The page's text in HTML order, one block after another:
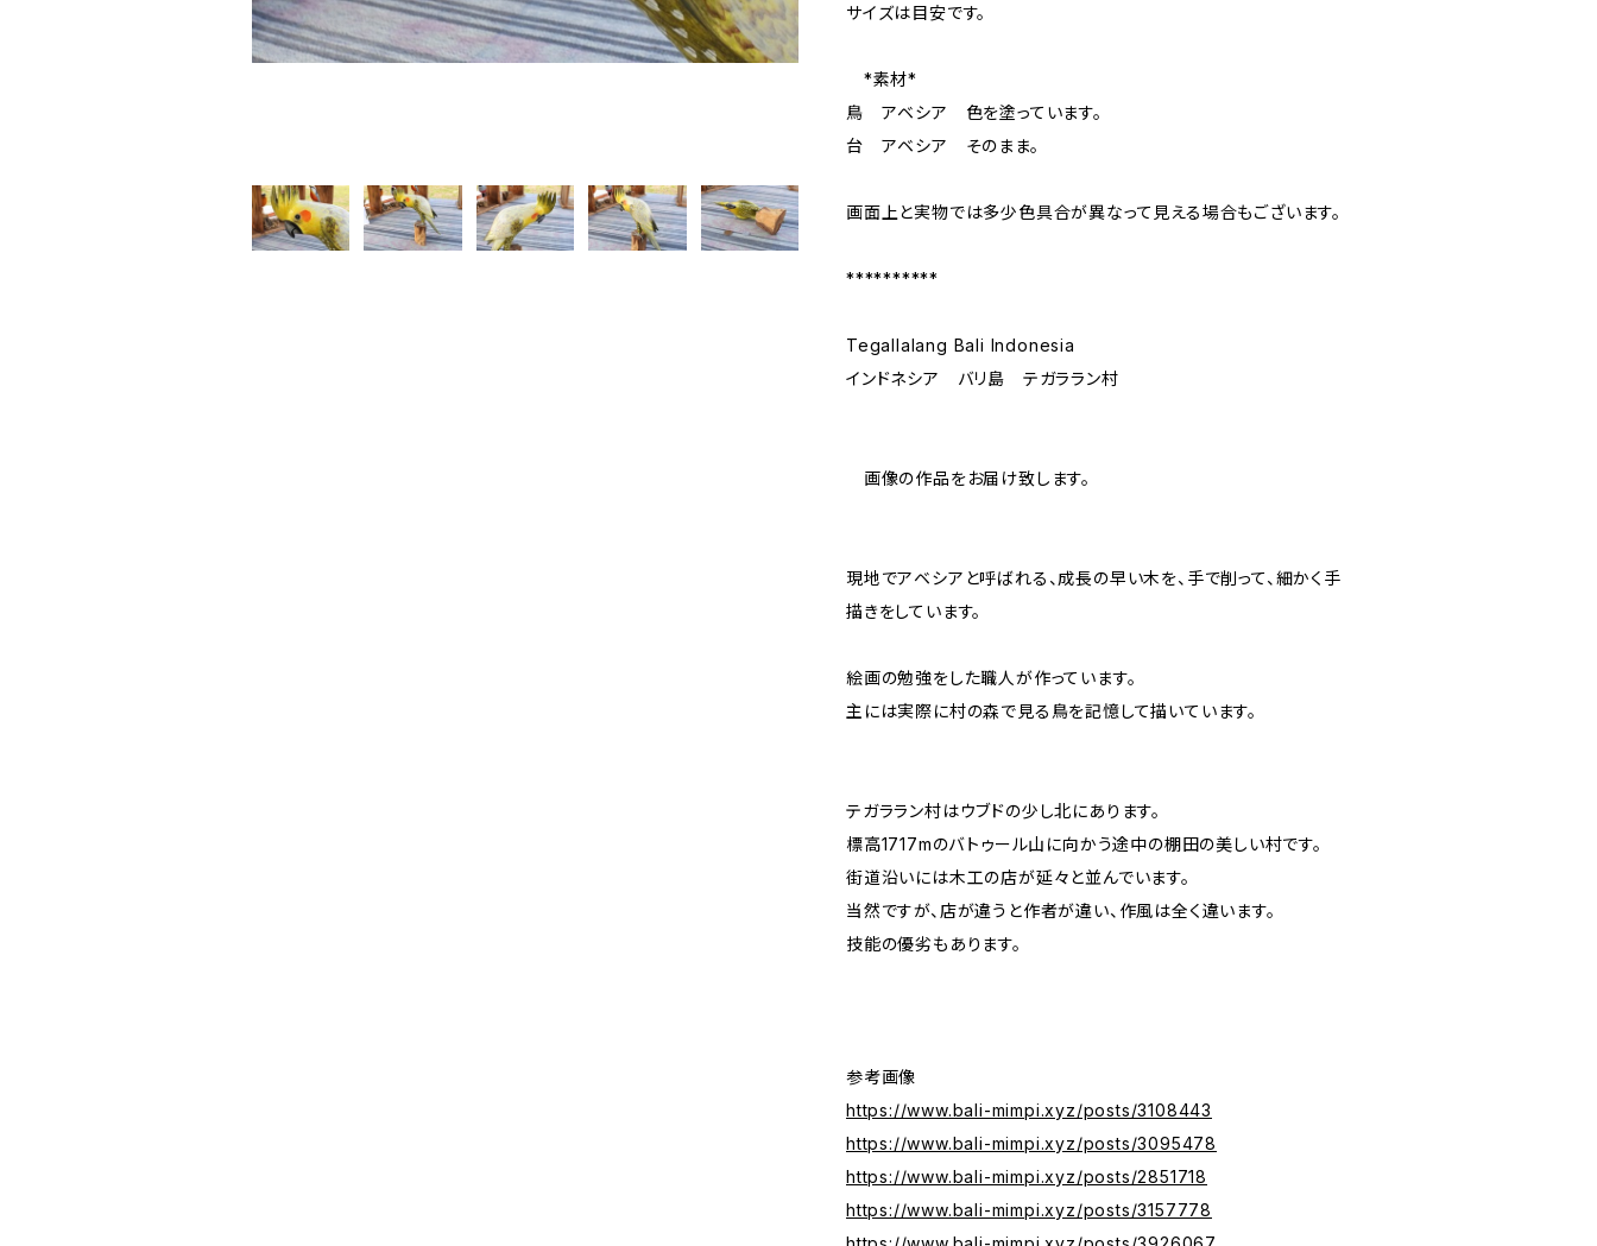
サイズは目安です。
*素材*
鳥 アベシア 色を塗っています。
台 アベシア そのまま。
画面上と実物では多少色具合が異なって見える場合もございます。
**********
Tegallalang Bali Indonesia
インドネシア バリ島 テガララン村
画像の作品をお届け致します。
現地でアベシアと呼ばれる、成長の早い木を、手で削って、細かく手
描きをしています。
絵画の勉強をした職人が作っています。
主には実際に村の森で見る鳥を記憶して描いています。
テガララン村はウブドの少し北にあります。
標高1717mのバトゥール山に向かう途中の棚田の美しい村です。
街道沿いには木工の店が延々と並んでいます。
当然ですが、店が違うと作者が違い、作風は全く違います。
技能の優劣もあります。
参考画像
https://www.bali-mimpi.xyz/posts/3108443
https://www.bali-mimpi.xyz/posts/3095478
https://www.bali-mimpi.xyz/posts/2851718
https://www.bali-mimpi.xyz/posts/3157778